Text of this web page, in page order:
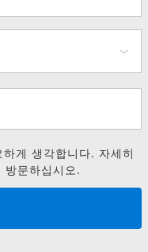
게 생각합니다. 자세히
방문하십시오.